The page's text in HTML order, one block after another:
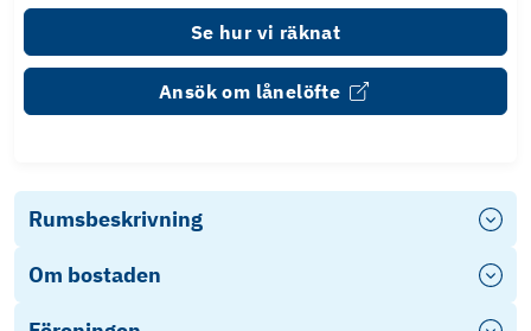
Se hur vi räknat
Ansök om lånelöfte
Rumsbeskrivning
Om bostaden